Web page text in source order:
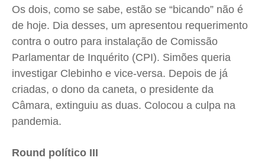
Os dois, como se sabe, estão se “bicando” não é
de hoje. Dia desses, um apresentou requerimento
contra o outro para instalação de Comissão
Parlamentar de Inquérito (CPI). Simões queria
investigar Clebinho e vice-versa. Depois de já
criadas, o dono da caneta, o presidente da
Câmara, extinguiu as duas. Colocou a culpa na
pandemia.
Round político III